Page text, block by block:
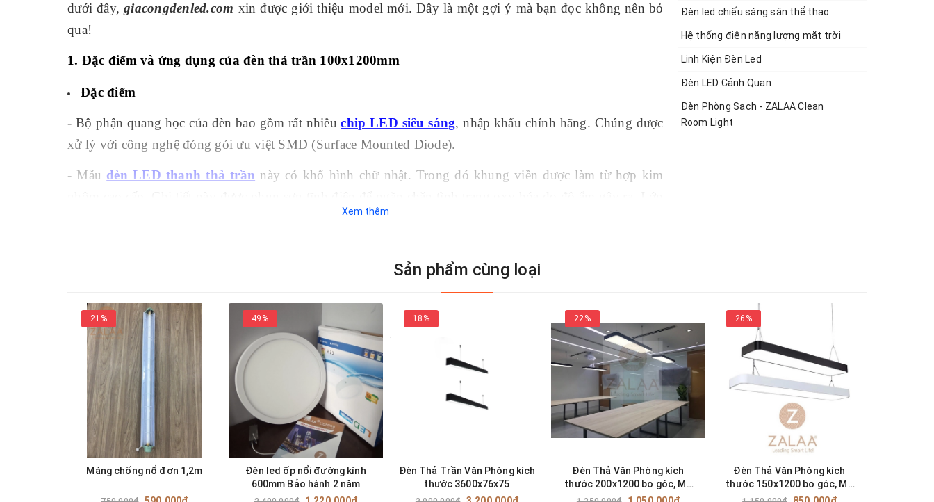
dưới đây,giacongdenled.com xin được giới thiệu model mới. Đây là một gợi ý mà bạn đọc không nên bỏ
qua!
1. Đặc điểm và ứng dụng của đèn thả trần 100x1200mm
Đặc điểm
- Bộ phận quang học của đèn bao gồm rất nhiềuchip LED siêu sáng, nhập khẩu chính hãng. Chúng được
xử lý với công nghệ đóng gói ưu việt SMD (Surface Mounted Diode).
- Mẫu đèn LED thanh thả trần này có khổ hình chữ nhật. Trong đó khung viền được làm từ hợp kim
mika có tác dụng chống chói và điều phối nguồn sáng.
Xem thêm
Đèn led chiếu sáng sân thể thao
Hệ thống điện năng lượng mặt trời
Linh Kiện Đèn Led
Đèn LED Cảnh Quan
Đèn Phòng Sạch - ZALAA Clean
Room Light
Sản phẩm cùng loại
21%
Máng chống nổ đơn 1,2m
49%
Đèn led ốp nổi đường kính
600mm Bảo hành 2 năm
18%
Đèn Thả Trần Văn Phòng kích
thước 3600x76x75
22%
Đèn Thả Văn Phòng kích
thước 200x1200 bo góc, Mã
SP: ZTVPB200x1200
26%
Đèn Thả Văn Phòng kích
thước 150x1200 bo góc, Mã
SP: ZTVPB150x1200